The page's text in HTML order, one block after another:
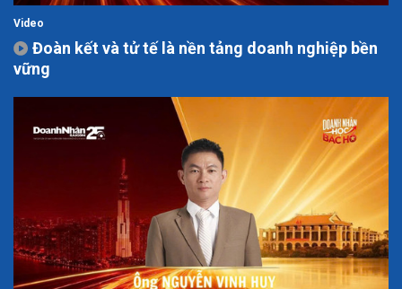
Video
Đoàn kết và tử tế là nền tảng doanh nghiệp bền
vững